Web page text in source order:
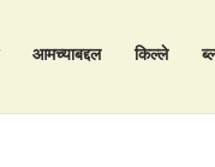
आमच्याबद्दल किल्ले